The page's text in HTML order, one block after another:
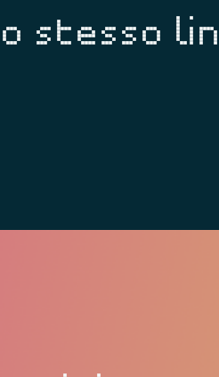
stesso